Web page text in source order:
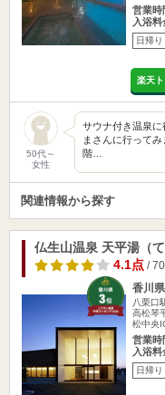
営業時
入浴料
日帰り
楽天
50代～
女性
サウナ付き温泉
まさんに行って
階…
関連情報から探す
仏生山温泉 天平湯（て
4.1点/
香川
八栗口
高松琴
松中央
営業時
入浴料
日帰り